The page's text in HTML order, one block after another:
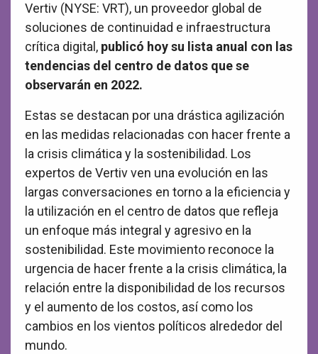
Vertiv (NYSE: VRT), un proveedor global de
soluciones de continuidad e infraestructura
crítica digital, publicó hoy su lista anual con las
tendencias del centro de datos que se
observarán en 2022.
Estas se destacan por una drástica agilización
en las medidas relacionadas con hacer frente a
la crisis climática y la sostenibilidad. Los
expertos de Vertiv ven una evolución en las
largas conversaciones en torno a la eficiencia y
la utilización en el centro de datos que refleja
un enfoque más integral y agresivo en la
sostenibilidad. Este movimiento reconoce la
urgencia de hacer frente a la crisis climática, la
relación entre la disponibilidad de los recursos
y el aumento de los costos, así como los
cambios en los vientos políticos alrededor del
mundo.